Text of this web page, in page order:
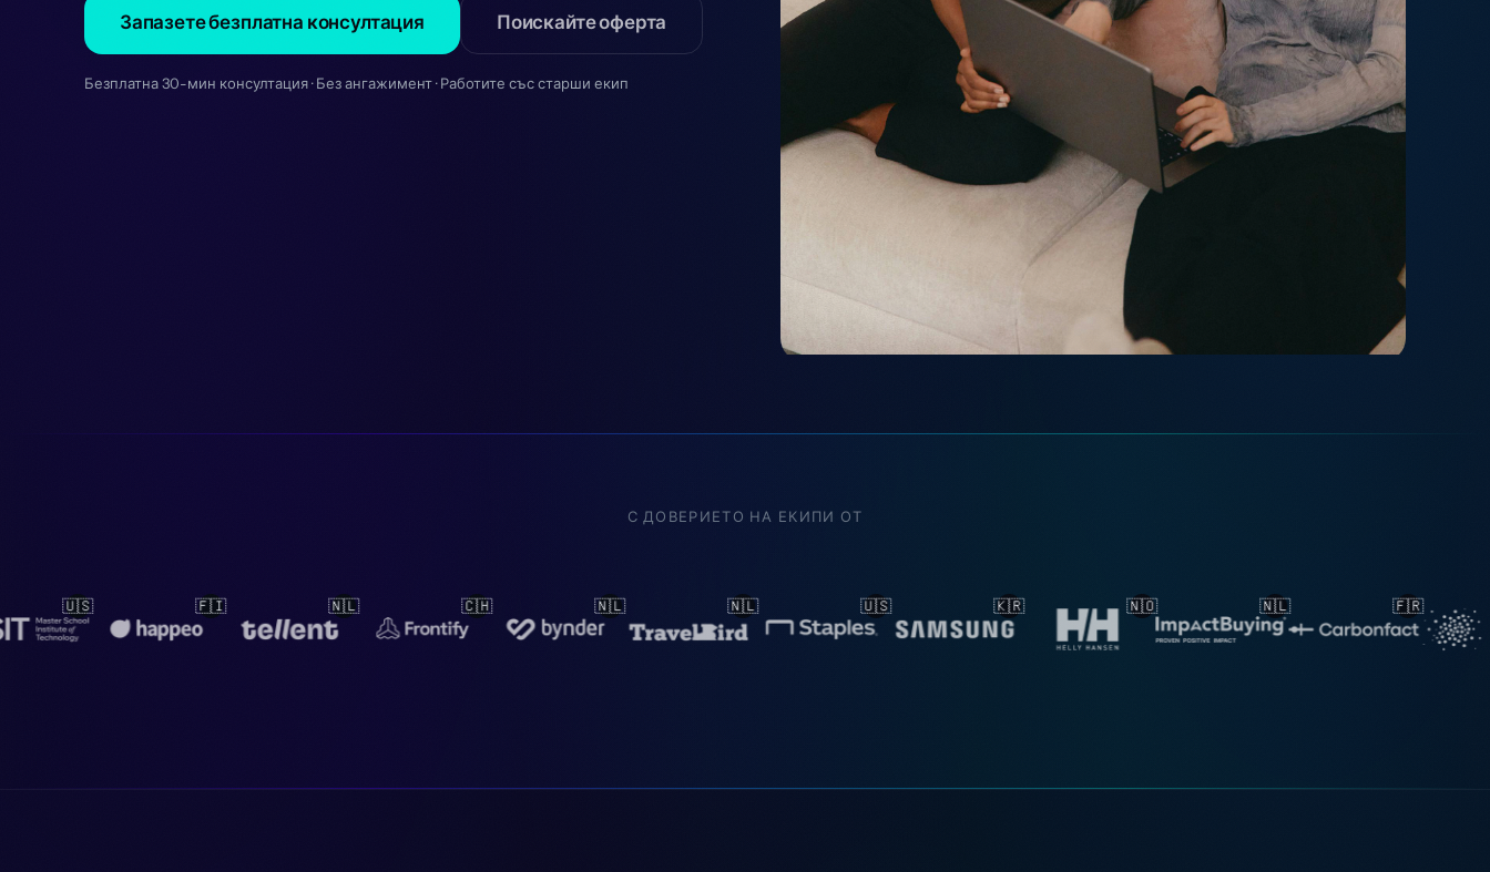
Запазете безплатна консултация Поискайте оферта
Безплатна 30-мин консултация · Без ангажимент · Работите със старши екип
С ДОВЕРИЕТО НА ЕКИПИ ОТ
🇳🇱 🇨🇭 🇳🇱 🇳🇱 🇺🇸 🇰🇷 🇳🇴 🇳🇱 🇫🇷 🇳🇱 🇳🇱